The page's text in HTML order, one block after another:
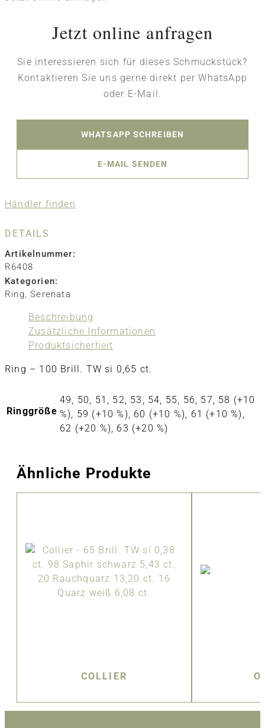
Jetzt online anfragen
Sie interessieren sich für dieses Schmuckstück?
Kontaktieren Sie uns gerne direkt per WhatsApp
oder E-Mail.
WHATSAPP SCHREIBEN
E-MAIL SENDEN
Händler finden
DETAILS
Artikelnummer:
R6408
Kategorien:
Ring,Serenata
Beschreibung
Zusätzliche Informationen
Produktsicherheit
Ring – 100 Brill. TW si 0,65 ct.
Ringgröße
49, 50, 51, 52, 53, 54, 55, 56, 57, 58 (+10
%), 59 (+10 %), 60 (+10 %), 61 (+10 %),
62 (+20 %), 63 (+20 %)
Ähnliche Produkte
COLLIER